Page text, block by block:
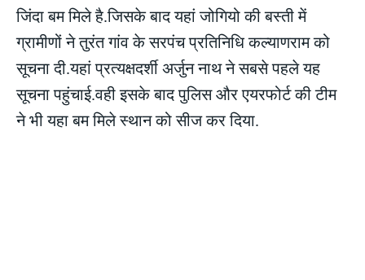
जिंदा बम मिले है.जिसके बाद यहां जोगियो की बस्ती में
ग्रामीणों ने तुरंत गांव के सरपंच प्रतिनिधि कल्याणराम को
सूचना दी.यहां प्रत्यक्षदर्शी अर्जुन नाथ ने सबसे पहले यह
सूचना पहुंचाई.वही इसके बाद पुलिस और एयरफोर्ट की टीम
ने भी यहा बम मिले स्थान को सीज कर दिया.